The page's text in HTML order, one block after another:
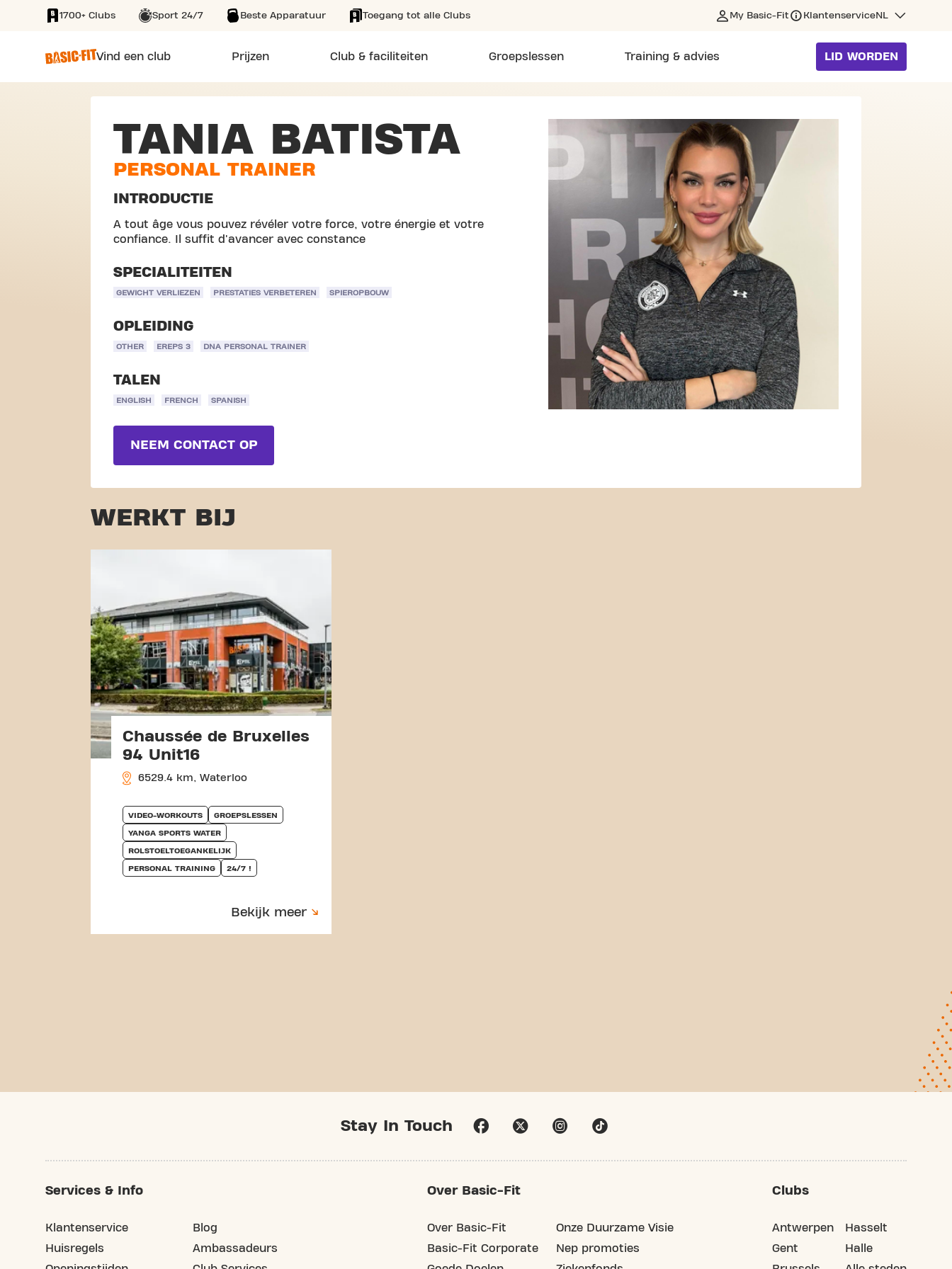
SKIP TO MAIN CONTENT
1700+ Clubs Sport 24/7 Beste Apparatuur Toegang tot alle Clubs My Basic-Fit KlantenserviceNL
Vind een club Prijzen Club & faciliteiten Groepslessen Training & advies LID WORDEN
TANIA BATISTA
PERSONAL TRAINER
INTRODUCTIE
A tout âge vous pouvez révéler votre force, votre énergie et votre
confiance. Il suffit d'avancer avec constance
SPECIALITEITEN
GEWICHT VERLIEZEN PRESTATIES VERBETEREN SPIEROPBOUW
OPLEIDING
OTHER EREPS 3 DNA PERSONAL TRAINER
TALEN
ENGLISH FRENCH SPANISH
NEEM CONTACT OP
WERKT BIJ
Chaussée de Bruxelles
94 Unit16
6529.4 km, Waterloo
VIDEO-WORKOUTS GROEPSLESSEN
YANGA SPORTS WATER
ROLSTOELTOEGANKELIJK
PERSONAL TRAINING 24/7 !
Bekijk meer
Stay In Touch
Services & Info
Klantenservice
Huisregels
Blog
Ambassadeurs
Over Basic-Fit
Over Basic-Fit
Basic-Fit Corporate
Onze Duurzame Visie
Nep promoties
Clubs
Antwerpen
Gent
Hasselt
Halle